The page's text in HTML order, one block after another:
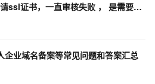
想问一下 serverless应用申请ssl证书，一直审核失败 ， 是需要自己购买域名绑定吗？ 如果
业域名备案等常见问题和答案汇总